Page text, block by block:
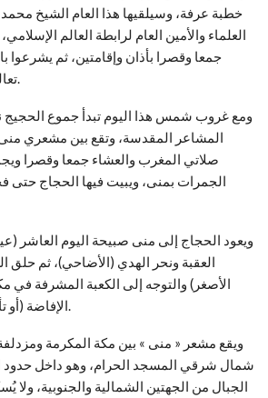
خطبة عرفة، وسيلقيها هذا العام الشيخ
العلماء والأمين العام لرابطة العالم
جمعا وقصرا بأذان وإقامتين، ثم يشرعوا
تعالى حتى غروب الشمس.
ومع غروب شمس هذا اليوم تبدأ جموع الحجيج
المشاعر المقدسة، وتقع بين مشعري
صلاتي المغرب والعشاء جمعا وقصرا
الجمرات بمنى، ويبيت فيها الحجاج حتى
ويعود الحجاج إلى منى صبيحة اليوم العاشر
العقبة ونحر الهدي (الأضاحي)، ثم حلق
الأصغر) والتوجه إلى الكعبة المشرفة في
الإفاضة (أو تأخيره مع طواف الوداع).
شمال شرقي المسجد الحرام، وهو داخل حدود
الجبال من الجهتين الشمالية والجنوبية، ولا